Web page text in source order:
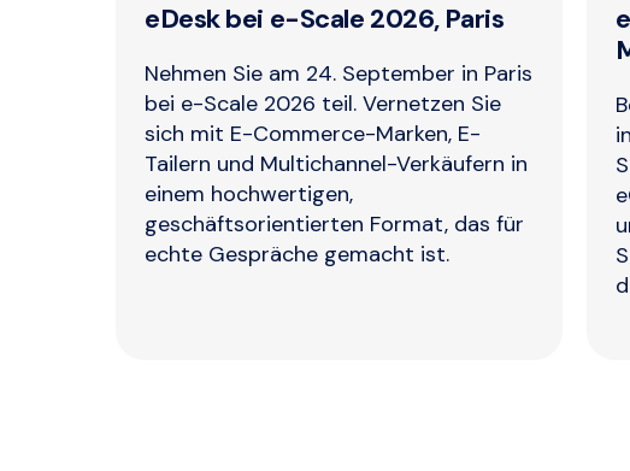
eDesk bei e-Scale 2026, Paris
Nehmen Sie am 24. September in Paris
bei e-Scale 2026 teil. Vernetzen Sie
sich mit E-Commerce-Marken, E-
Tailern und Multichannel-Verkäufern in
einem hochwertigen,
geschäftsorientierten Format, das für
echte Gespräche gemacht ist.